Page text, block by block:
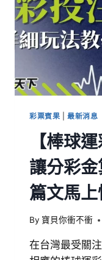
彩票賓果 |最新消息
【棒球
讓分彩
篇文馬上
By 寶貝你衝不衝
在台灣最受關